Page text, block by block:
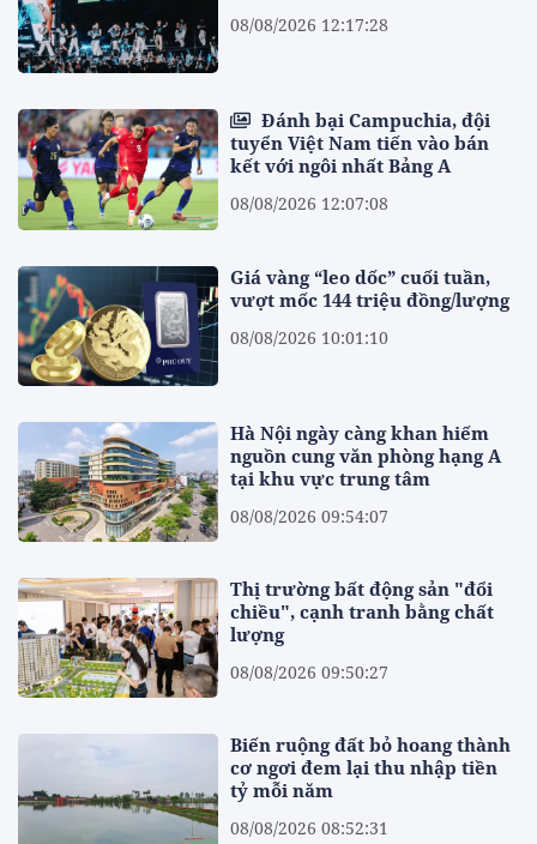
08/08/2026 12:17:28
Đánh bại Campuchia, đội
tuyển Việt Nam tiến vào bán
kết với ngôi nhất Bảng A
08/08/2026 12:07:08
Giá vàng “leo dốc” cuối tuần,
vượt mốc 144 triệu đồng/lượng
08/08/2026 10:01:10
Hà Nội ngày càng khan hiếm
nguồn cung văn phòng hạng A
tại khu vực trung tâm
08/08/2026 09:54:07
Thị trường bất động sản "đổi
chiều", cạnh tranh bằng chất
lượng
08/08/2026 09:50:27
Biến ruộng đất bỏ hoang thành
cơ ngơi đem lại thu nhập tiền
tỷ mỗi năm
08/08/2026 08:52:31